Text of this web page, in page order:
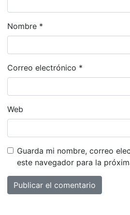
Nombre *
Correo electrónico *
Web
Guarda mi nombre, correo
este navegador para la